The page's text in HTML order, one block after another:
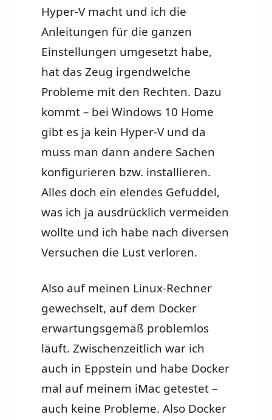
Hyper-V macht und ich die
Anleitungen für die ganzen
Einstellungen umgesetzt habe,
hat das Zeug irgendwelche
Probleme mit den Rechten. Dazu
kommt – bei Windows 10 Home
gibt es ja kein Hyper-V und da
muss man dann andere Sachen
konfigurieren bzw. installieren.
Alles doch ein elendes Gefuddel,
was ich ja ausdrücklich vermeiden
wollte und ich habe nach diversen
Versuchen die Lust verloren.
Also auf meinen Linux-Rechner
gewechselt, auf dem Docker
erwartungsgemäß problemlos
läuft. Zwischenzeitlich war ich
auch in Eppstein und habe Docker
mal auf meinem iMac getestet –
auch keine Probleme. Also Docker